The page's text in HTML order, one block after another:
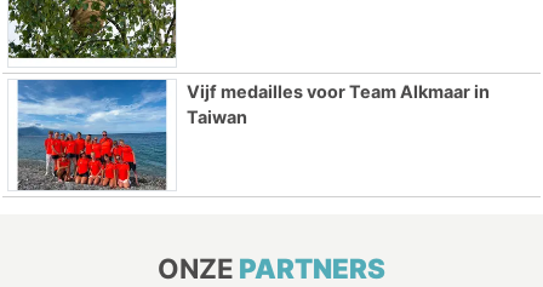
Vijf medailles voor Team Alkmaar in
Taiwan
ONZE PARTNERS